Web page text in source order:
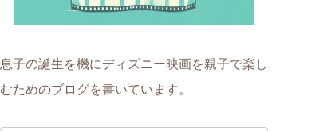
息子の誕生を機にディズニー映画を親子で楽し
むためのブログを書いています。